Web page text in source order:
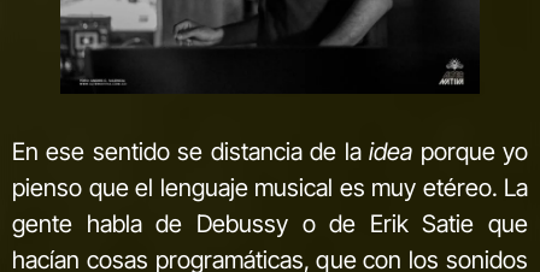
En ese sentido se distancia de laidea porque yo
pienso que el lenguaje musical es muy etéreo. La
gente habla de Debussy o de Erik Satie que
hacían cosas programáticas, que con los sonidos